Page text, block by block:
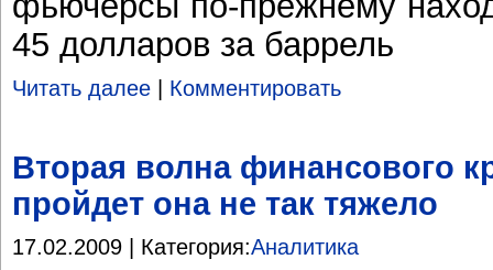
45 долларов за баррель
Читать далее Комментировать
Вторая волна финансового
пройдет она не так тяжело
17.02.2009 | Категория:Аналитика